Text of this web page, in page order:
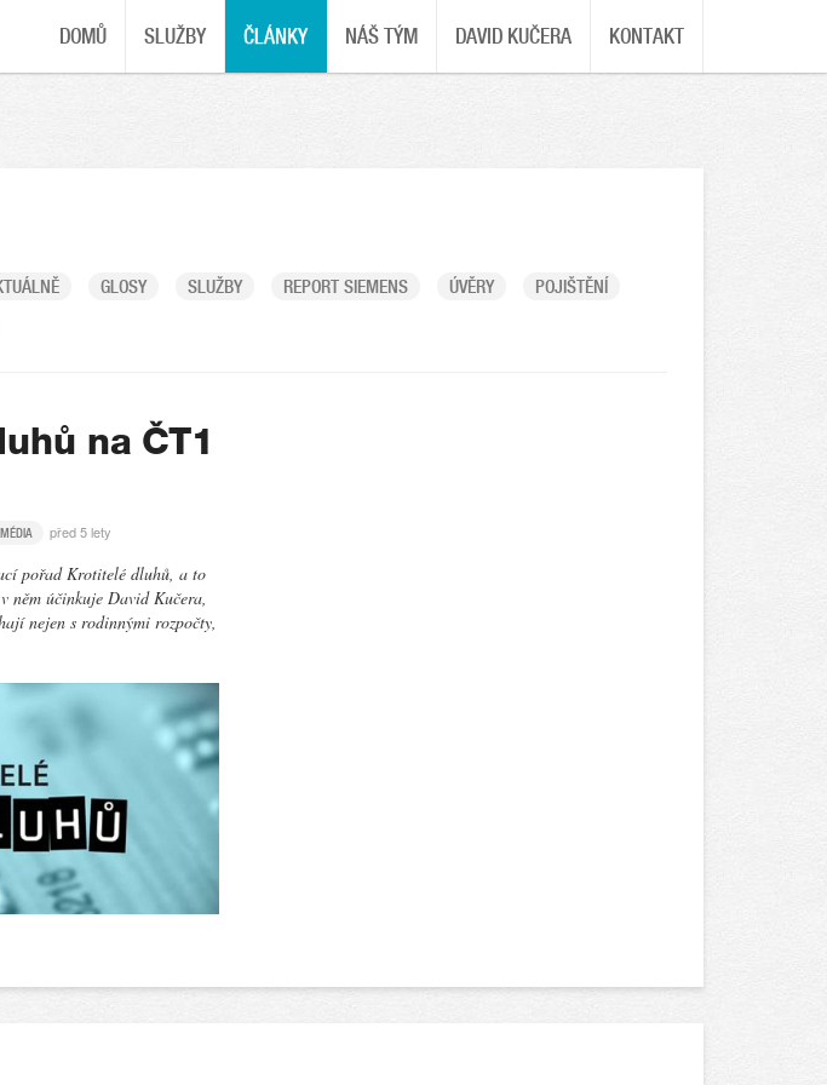
DOMŮ SLUŽBY ČLÁNKY NÁŠ TÝM DAVID KUČERA KONTAKT
GLOSY SLUŽBY REPORT SIEMENS ÚVĚRY
POJIŠTĚNÍ
na ČT1
MÉDIA před 5 lety
pořad Krotitelé dluhů, a to
něm účinkuje David Kučera,
nejen s rodinnými rozpočty,